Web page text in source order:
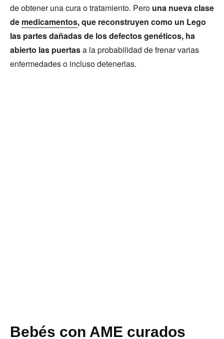
de obtener una cura o tratamiento. Pero una nueva clase
de medicamentos, que reconstruyen como un Lego
las partes dañadas de los defectos genéticos, ha
abierto las puertasa la probabilidad de frenar varias
enfermedades o incluso detenerlas.
Bebés con AME curados